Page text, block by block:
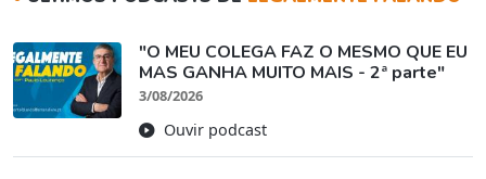
"O MEU COLEGA FAZ O MESMO QUE EU
MAS GANHA MUITO MAIS - 2ª parte"
3/08/2026
Ouvir podcast